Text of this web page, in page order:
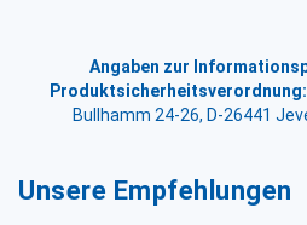
Angaben zur
Produktsicherheitsverordnung:
Bullhamm 24-26, D-26441
Unsere Empfehlungen